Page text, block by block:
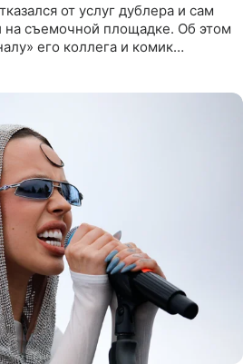
от услуг дублера и сам
на съемочной площадке. Об этом
его коллега и комик